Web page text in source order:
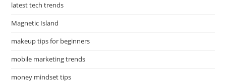
latest tech trends
Magnetic Island
makeup tips for beginners
mobile marketing trends
money mindset tips